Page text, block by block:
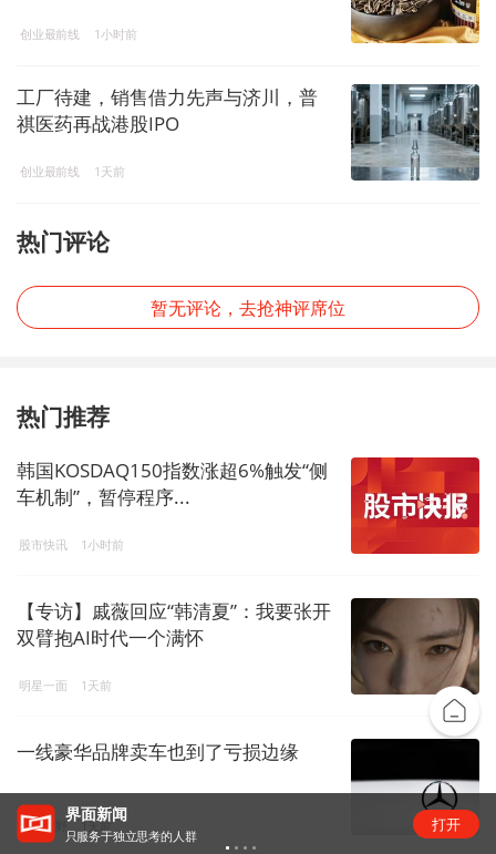
创业最前线 1小时前
工厂待建，销售借力先声与济川，普
祺医药再战港股IPO
创业最前线 1天前
热门评论
暂无评论，去抢神评席位
热门推荐
韩国KOSDAQ150指数涨超6%触发“侧
车机制”，暂停程序...
股市快讯 1小时前
【专访】戚薇回应“韩清夏”：我要张开
双臂抱AI时代一个满怀
明星一面 1天前
一线豪华品牌卖车也到了亏损边缘
环球视野 1天前
“锂业双雄”净利齐翻番，扣非净利却呈“冷暖”两
级
打开